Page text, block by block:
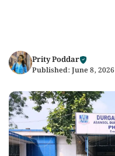
Prity Poddar
Published: June 8, 2026